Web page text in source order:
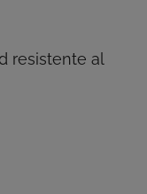
resistente al